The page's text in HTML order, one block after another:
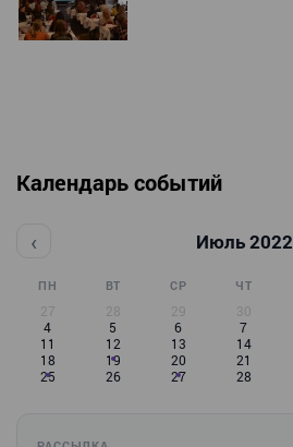
Календарь событий
‹ Июль 2022
ПН ВТ СР ЧТ
27 28 29 30
4
5 6 7
11
12 13 14
18
19 20 21
25
26 27 28